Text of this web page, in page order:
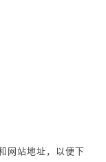
网站地址，以便下